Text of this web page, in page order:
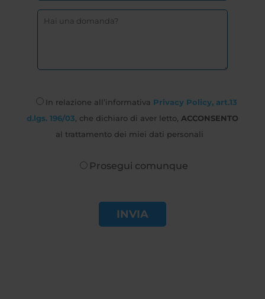
In relazione all’informativa Privacy Policy, art.13
d.lgs. 196/03 , che dichiaro di aver letto, ACCONSENTO
al trattamento dei miei dati personali
Prosegui comunque